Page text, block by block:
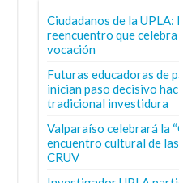
Ciudadanos de la UPLA:
reencuentro que celebra
vocación
Futuras educadoras de
inician paso decisivo
tradicional investidura
Valparaíso celebrará la
encuentro cultural de
CRUV